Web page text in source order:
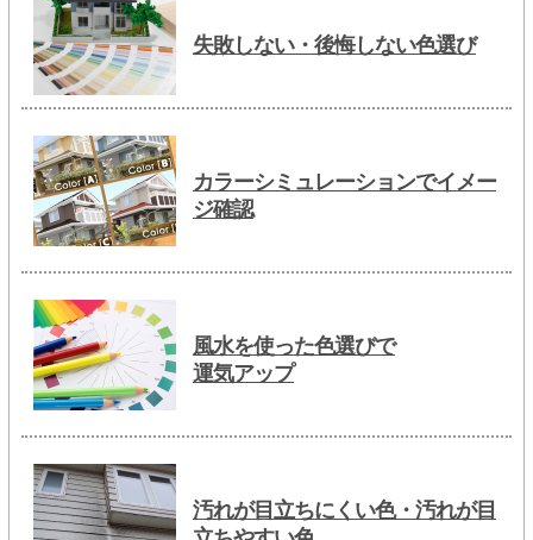
失敗しない・後悔しない色選び
カラーシミュレーションでイメー
ジ確認
風水を使った色選びで
運気アップ
汚れが目立ちにくい色・汚れが目